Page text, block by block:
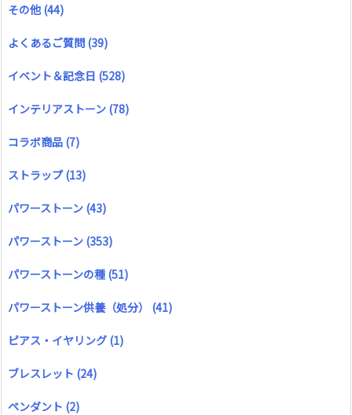
その他(44)
よくあるご質問 (39)
イベント＆記念日 (528)
インテリアストーン (78)
コラボ商品 (7)
ストラップ(13)
パワーストーン (43)
パワーストーン (353)
パワーストーンの種 (51)
パワーストーン供養（処分） (41)
ピアス・イヤリング (1)
ブレスレット (24)
ペンダント (2)